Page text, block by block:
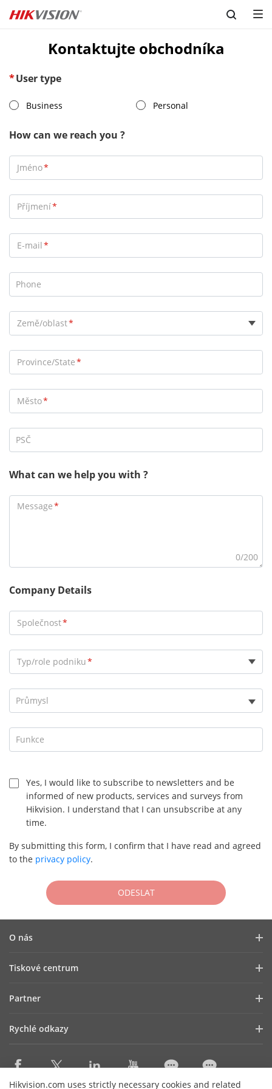
Skip to content
Kontaktujte obchodníka
User type
Business Personal
How can we reach you ?
Jméno
Příjmení
E-mail
Phone
Země/oblast
Province/State
Město
PSČ
What can we help you with ?
Message
0/200
Company Details
Společnost
Typ/role podniku
Konzultant
Distributor
Koncový uživatel
Marketing Partner
Výrobce OEM
Prodejce
Security Services Company
Alarm Receiving Center
Systémový integrátor
Technology Partner
Průmysl
Funkce
Yes, I would like to subscribe to newsletters and be
informed of new products, services and surveys from
Hikvision. I understand that I can unsubscribe at any
time.
By submitting this form, I confirm that I have read and agreed
to the privacy policy.
ODESLAT
Hikvision.com uses strictly necessary cookies and related
O nás
Kybernetická bezpečnost
Zaměřeno na kvalitu
Kontakt
Tiskové centrum
Úspěšné příběhy
Partner
DPP Platinum
Najít technologického partnera
Rychlé odkazy
Kde nakupovat